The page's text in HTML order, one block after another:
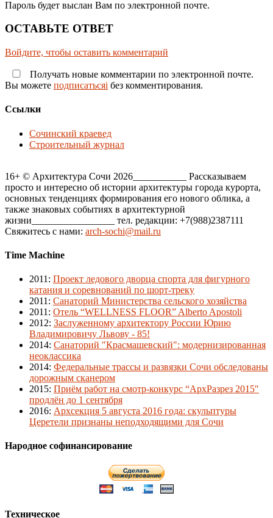
Пароль будет выслан Вам по электронной почте.
ОСТАВЬТЕ ОТВЕТ
Войдите, чтобы оставить комментарий
Получать новые комментарии по электронной почте.
Вы можете подписатьсяi без комментирования.
Ссылки
Сочинский краевед
Строительный журнал
16+ © Архитектура Сочи 2026___________ Рассказываем
просто и интересно об истории архитектуры города курорта,
основных тенденциях формирования его нового облика, а
также знаковых событиях в архитектурной
жизни_________________ тел. редакции: +7(988)2387111
Свяжитесь с нами: arch-sochi@mail.ru
Time Machine
2011 : Проект ледового дворца спорта для фигурного
катания и соревнований по шорт-треку
2011 : Санаторий Министерства сельского хозяйства
2011 : Отель “WELLNESS FLOOR” Alberto Apostoli
2012: Заслуженному архитектору России Юрию
Владимировичу Львову - 85!
2014: Санаторий "Красмашевский": модернизированная
неоклассика
2014: Федеральные трассы и развязки Сочи обследованы
дорожным сканером
2015: Приём работ на смотр-конкурс “АрхРазрез 2015″
продлён до 1 сентября
2016: Архсекция 5 августа 2016 года: скульптуры
Церетели признаны неподходящими для Сочи
Народное софинансирование
Техническое